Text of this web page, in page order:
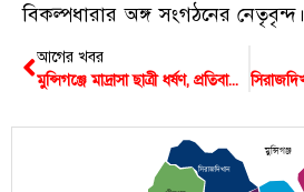
বিকল্পধারার অঙ্গ সংগঠনের নেতৃবৃন্দ।
আগের খবর
মুন্সিগঞ্জে মাদ্রাসা ছাত্রী ধর্ষণ, প্রতিবাদে মানববন্ধন
সিরাজদিখান
মুন্সিগঞ্জ